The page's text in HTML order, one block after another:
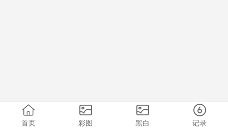
首页 彩图 黑白 记录